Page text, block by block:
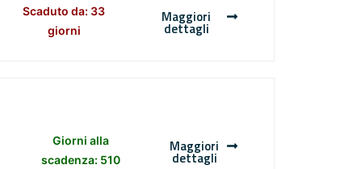
Scaduto da: 33
giorni
Maggiori
dettagli
Giorni alla
scadenza: 510
Maggiori
dettagli